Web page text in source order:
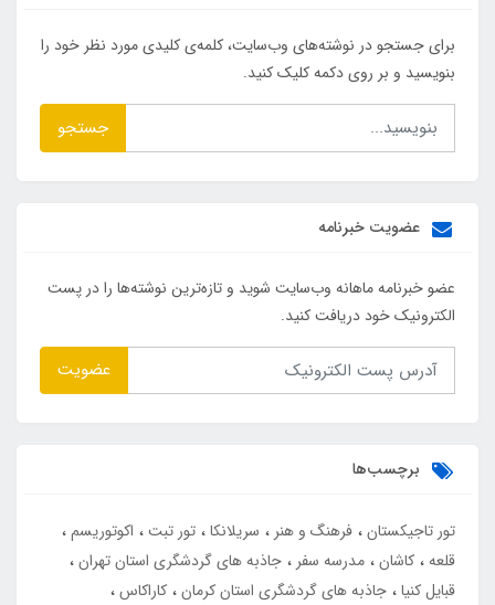
برای جستجو در نوشته‌های وب‌سایت، کلمه‌ی کلیدی مورد نظر خود را
بنویسید و بر روی دکمه کلیک کنید.
جستجو
عضویت خبرنامه
عضو خبرنامه ماهانه وب‌سایت شوید و تازه‌ترین نوشته‌ها را در پست
الکترونیک خود دریافت کنید.
عضویت
برچسب‌ها
تور تاجیکستان فرهنگ و هنر سریلانکا تور تبت
اکوتوریسم
قلعه کاشان مدرسه سفر
جاذبه های گردشگری استان تهران
قبایل کنیا جاذبه های گردشگری استان کرمان کاراکاس